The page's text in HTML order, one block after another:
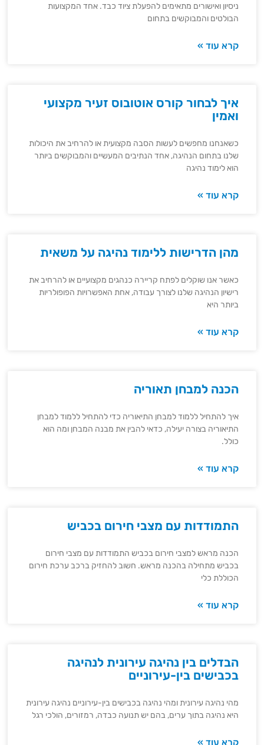
ניסיון ואישורים מתאימים להפעלת ציוד כבד. אחד המקצועות
הבולטים והמבוקשים בתחום
קרא עוד »
איך לבחור קורס אוטובוס זעיר מקצועי
ואמין
כשאנחנו מחפשים לעשות הסבה מקצועית או להרחיב את היכולות
שלנו בתחום הנהיגה, אחד הנתיבים המעשיים והמבוקשים ביותר
הוא לימוד נהיגה
קרא עוד »
מהן הדרישות ללימוד נהיגה על משאית
כאשר אנו שוקלים לפתח קריירה כנהגים מקצועיים או להרחיב את
רישיון הנהיגה שלנו לצורך עבודה, אחת האפשרויות הפופולריות
ביותר היא
קרא עוד »
הכנה למבחן תאוריה
איך להתחיל ללמוד למבחן התיאוריה כדי להתחיל ללמוד למבחן
התיאוריה בצורה יעילה, כדאי להבין את מבנה המבחן ומה הוא
כולל.
קרא עוד »
התמודדות עם מצבי חירום בכביש
הכנה מראש למצבי חירום בכביש התמודדות עם מצבי חירום
בכביש מתחילה בהכנה מראש. חשוב להחזיק ברכב ערכת חירום
הכוללת כלי
קרא עוד »
הבדלים בין נהיגה עירונית לנהיגה
בכבישים בין-עירוניים
מהי נהיגה עירונית ומהי נהיגה בכבישים בין-עירוניים נהיגה עירונית
היא נהיגה בתוך ערים, בהם יש תנועה כבדה, רמזורים, הולכי רגל
קרא עוד »